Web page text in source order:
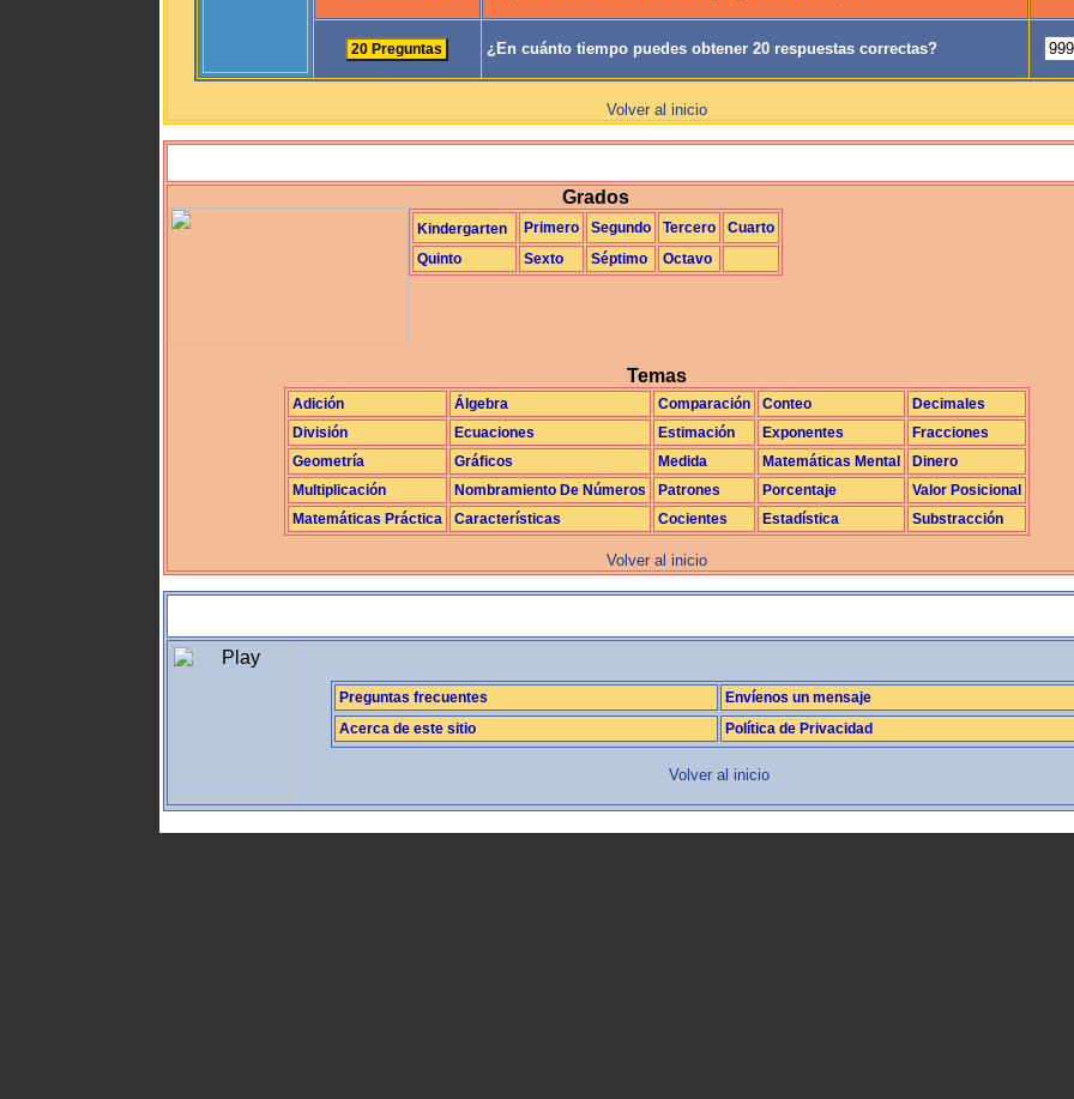
¿En cuánto tiempo puedes obtener 20 respuestas correctas?
Volver al inicio
Grados
Kindergarten Primero Segundo Tercero
Cuarto
Quinto
Sexto Séptimo Octavo
Temas
Adición Álgebra Comparación Conteo
Decimales
División
Ecuaciones Estimación Exponentes
Fracciones
Geometría
Gráficos Medida Matemáticas Mental
Dinero
Multiplicación
Nombramiento De Números Patrones Porcentaje
Valor Posicional
Matemáticas Práctica
Características Cocientes Estadística Substracción
Volver al inicio
Preguntas frecuentes
Envíenos un mensaje
Acerca de este sitio
Política de Privacidad
Volver al inicio